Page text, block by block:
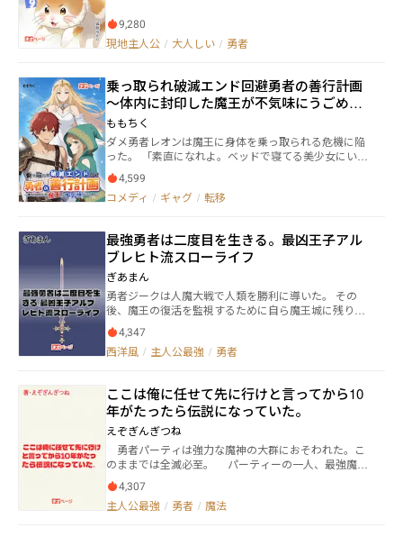
戻すため。 まだ見ぬ地へ――。
9,280
現地主人公 / 大人しい / 勇者
乗っ取られ破滅エンド回避勇者の善行計画
～体内に封印した魔王が不気味にうごめく
～
ももちく
ダメ勇者レオンは魔王に身体を乗っ取られる危機に陥
った。 「素直になれよ。ベッドで寝てる美少女にいた
ずらしちゃおうぜっ」 「黙れ魔王！女神様、これは俺
のせいじゃありませ……うぎゃぁーーー！」 ――― ――
レオンは元々異界のダメ勇者であった。 体内に魔王を
の力がついに目覚めてしまった……。 魔王の力があふ
れ出し、破壊の限りを尽くす！ だが慈愛の女神が暴走
するレオンを止めてくれた。 女神は魔王の力を御する
力と切り離す方法：善行計画を提示してくれた。 「す
けべイベントも期待できる善行計画って最高じゃ
ん！」 「そうよ！でも無理やり女子を手籠めにしたら
神罰ねっ！」 「そんなことしませんよアハハ！」 美味
しいご褒美に釣られて、キッツイお仕置きセットの善
行計画に全乗りする！ ダメ勇者レオンのドタバタコメ
らかしすけべを天秤にかけながら……だ！ 【ネオペー
ジ契約作品】
4,599
コメディ / ギャグ / 転移
最強勇者は二度目を生きる。最凶王子アル
ブレヒト流スローライフ
ぎあまん
勇者ジークは人魔大戦で人類を勝利に導いた。 その
後、魔王の復活を監視するために自ら魔王城に残り、
来たる日のために修行の日々を続けていた。 続けてい
たはずなのだが……気が付くと、第一王子として生ま
れ変わっていた。 一体なにが起こった？ 混乱しながら
4,347
西洋風 / 主人公最強 / 勇者
ここは俺に任せて先に行けと言ってから10
年がたったら伝説になっていた。
えぞぎんぎつね
勇者パーティは強力な魔神の大群におそわれた。こ
のままでは全滅必至。 パーティーの一人、最強魔導
士ラックは、敵を足止めすることを決意する。 「ここ
は俺に任せて先に行け！」「だが……」「なあに、す
ぐに追いつく」 ラックは無我夢中で魔神を倒して、
4,307
主人公最強 / 勇者 / 魔法